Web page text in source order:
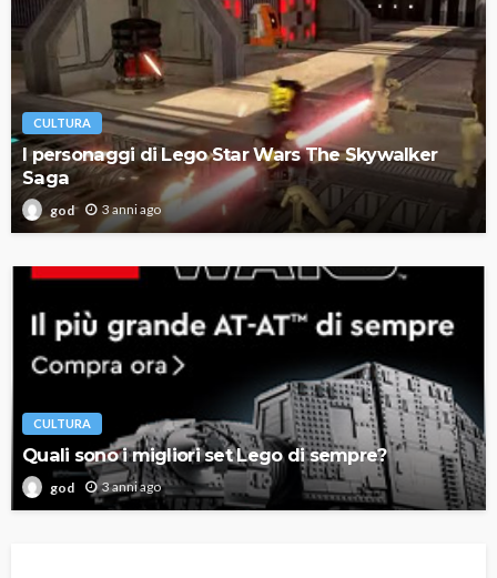
CULTURA
I personaggi di Lego Star Wars The Skywalker
Saga
god 3 anni ago
CULTURA
Quali sono i migliori set Lego di sempre?
god 3 anni ago